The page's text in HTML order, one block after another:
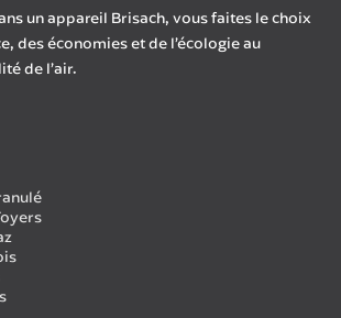
un appareil Brisach, vous faites le choix
des économies et de l’écologie au
de l’air.